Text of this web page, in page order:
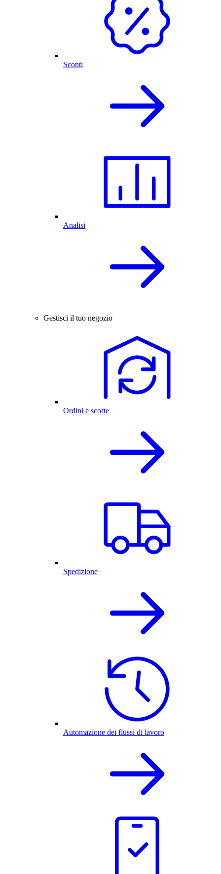
Sconti
Analisi
Gestisci il tuo negozio
Ordini e scorte
Spedizione
Automazione dei flussi di lavoro